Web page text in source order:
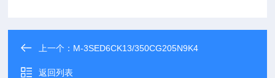
上一个： M-3SED6CK13/350CG205N9K4
返回列表